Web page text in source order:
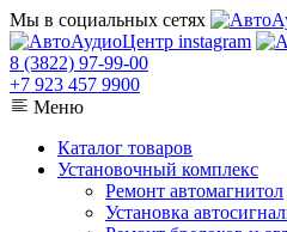
Мы в социальных сетях
8 (3822) 97-99-00
+7 923 457 9900
Меню
Каталог товаров
Установочный комплекс
Ремонт автомагнитол
Установка